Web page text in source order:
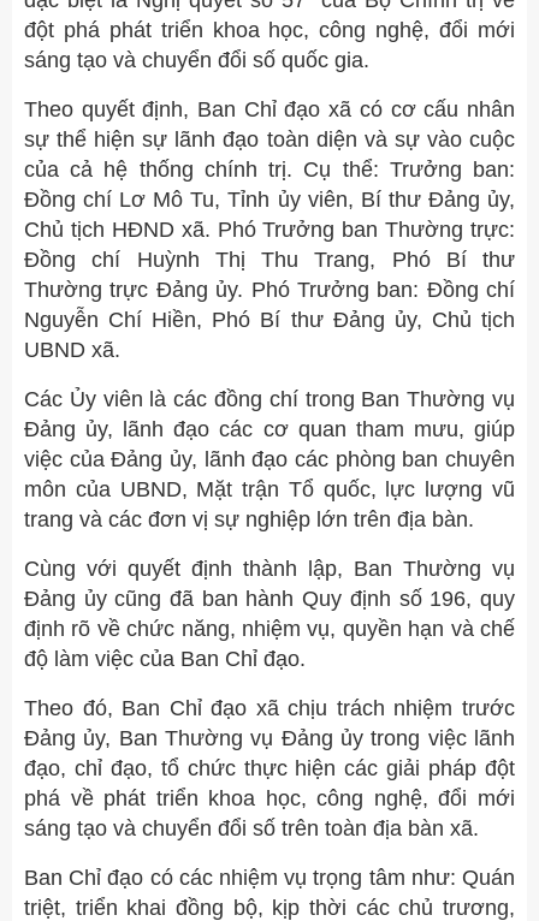
đột phá phát triển khoa học, công nghệ, đổi mới
sáng tạo và chuyển đổi số quốc gia.
Theo quyết định, Ban Chỉ đạo xã có cơ cấu nhân
sự thể hiện sự lãnh đạo toàn diện và sự vào cuộc
của cả hệ thống chính trị. Cụ thể: Trưởng ban:
Đồng chí Lơ Mô Tu, Tỉnh ủy viên, Bí thư Đảng ủy,
Chủ tịch HĐND xã. Phó Trưởng ban Thường trực:
Đồng chí Huỳnh Thị Thu Trang, Phó Bí thư
Thường trực Đảng ủy. Phó Trưởng ban: Đồng chí
Nguyễn Chí Hiền, Phó Bí thư Đảng ủy, Chủ tịch
UBND xã.
Các Ủy viên là các đồng chí trong Ban Thường vụ
Đảng ủy, lãnh đạo các cơ quan tham mưu, giúp
việc của Đảng ủy, lãnh đạo các phòng ban chuyên
môn của UBND, Mặt trận Tổ quốc, lực lượng vũ
trang và các đơn vị sự nghiệp lớn trên địa bàn.
Cùng với quyết định thành lập, Ban Thường vụ
Đảng ủy cũng đã ban hành Quy định số 196, quy
định rõ về chức năng, nhiệm vụ, quyền hạn và chế
độ làm việc của Ban Chỉ đạo.
Theo đó, Ban Chỉ đạo xã chịu trách nhiệm trước
Đảng ủy, Ban Thường vụ Đảng ủy trong việc lãnh
đạo, chỉ đạo, tổ chức thực hiện các giải pháp đột
phá về phát triển khoa học, công nghệ, đổi mới
sáng tạo và chuyển đổi số trên toàn địa bàn xã.
Ban Chỉ đạo có các nhiệm vụ trọng tâm như: Quán
triệt, triển khai đồng bộ, kịp thời các chủ trương,